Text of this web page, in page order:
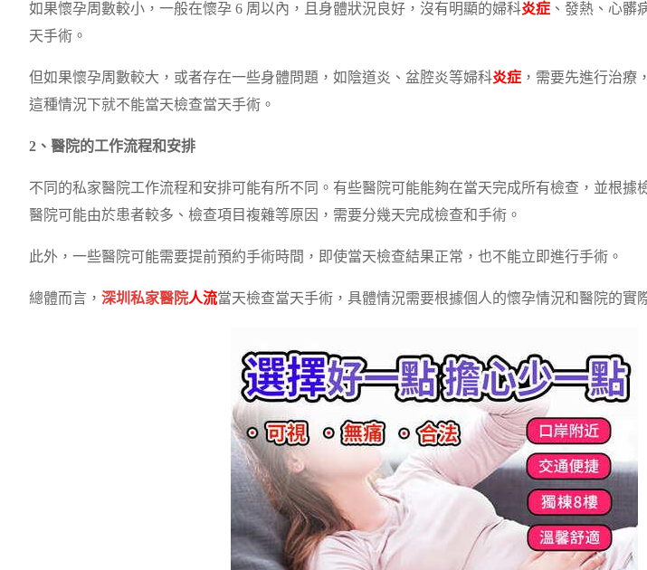
如果懷孕周數較小，一般在懷孕 6 周以內，且身體狀況良好，沒有明顯的婦科炎症 、發熱、心髒
天手術。
但如果懷孕周數較大，或者存在一些身體問題，如陰道炎、盆腔炎等婦科炎症 ，需要先進行治療
這種情況下就不能當天檢查當天手術。
2、醫院的工作流程和安排
不同的私家醫院工作流程和安排可能有所不同。有些醫院可能能夠在當天完成所有檢查，並根據
醫院可能由於患者較多、檢查項目複雜等原因，需要分幾天完成檢查和手術。
此外，一些醫院可能需要提前預約手術時間，即使當天檢查結果正常，也不能立即進行手術。
總體而言， 深圳私家醫院人流當天檢查當天手術，具體情況需要根據個人的懷孕情況和醫院的實